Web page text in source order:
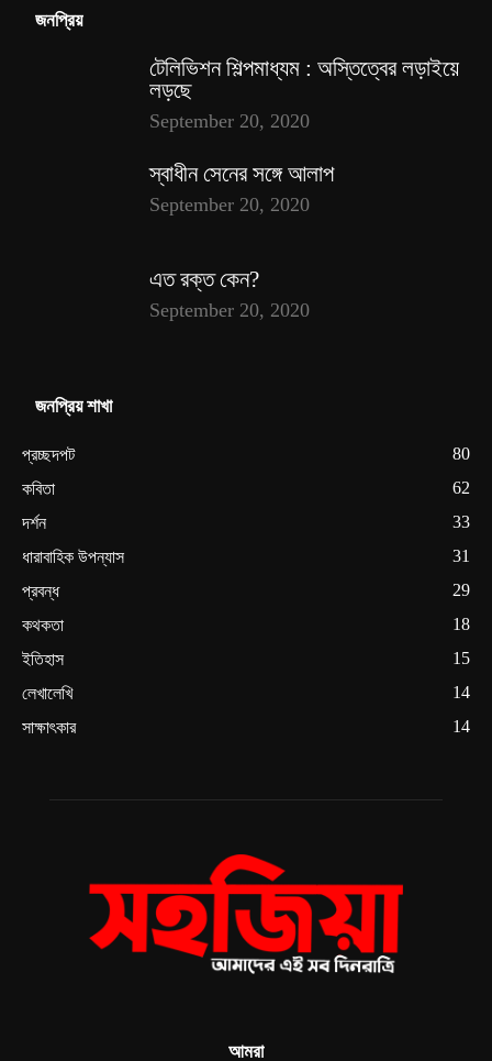
জনপ্রিয়
টেলিভিশন শিল্পমাধ্যম : অস্তিত্বের লড়াইয়ে
লড়ছে
September 20, 2020
স্বাধীন সেনের সঙ্গে আলাপ
September 20, 2020
এত রক্ত কেন?
September 20, 2020
জনপ্রিয় শাখা
প্রচ্ছদপট
80
কবিতা
62
দর্শন
33
ধারাবাহিক উপন্যাস
31
প্রবন্ধ
29
কথকতা
18
ইতিহাস
15
লেখালেখি
14
সাক্ষাৎকার
14
আমরা